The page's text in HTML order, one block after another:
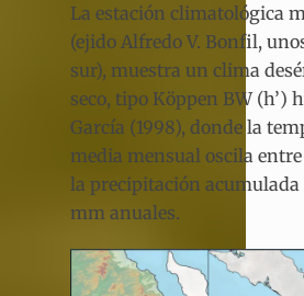
La estación climatológica
(ejido Alfredo V. Bonfil,
sur), muestra un clima
seco, tipo Köppen BW (h’)
García (1998), donde la
media mensual oscila entre
la precipitación acumulada
mm anuales.